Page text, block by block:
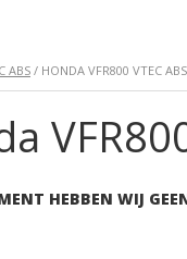
ABS / HONDA VFR800 VTEC
HEBBEN WIJ